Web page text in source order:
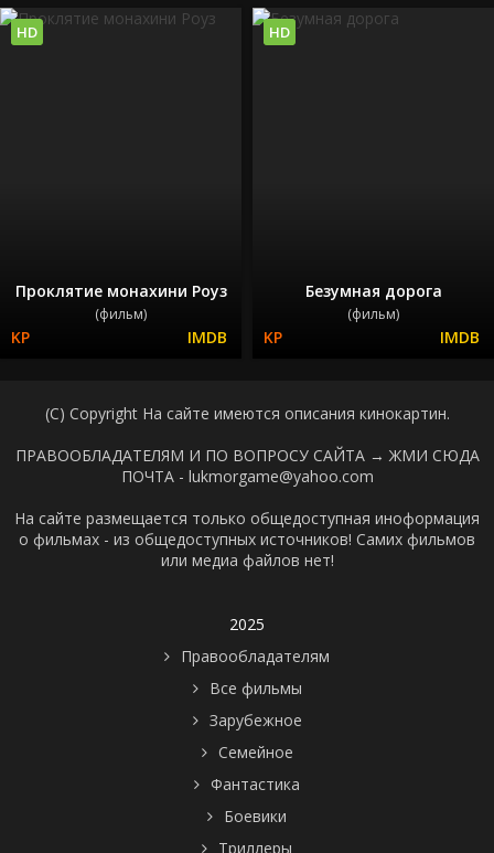
Проклятие монахини Роуз
(фильм)
HD
Безумная дорога
(фильм)
HD
(C) Copyright На сайте имеются описания кинокартин.
ПРАВООБЛАДАТЕЛЯМ И ПО ВОПРОСУ САЙТА → ЖМИ СЮДА
ПОЧТА - lukmorgame@yahoo.com
На сайте размещается только общедоступная иноформация
о фильмах - из общедоступных источников! Самих фильмов
или медиа файлов нет!
2025
Правообладателям
Все фильмы
Зарубежное
Семейное
Фантастика
Боевики
Триллеры